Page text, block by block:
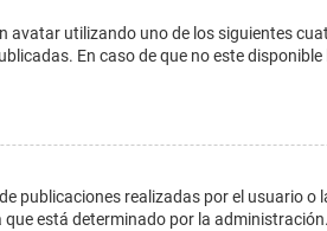
avatar utilizando uno de los siguientes
En caso de que no este
publicaciones realizadas por el usuario
está determinado por la